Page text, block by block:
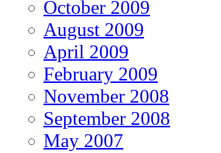
October 2009
August 2009
April 2009
February 2009
November 2008
September 2008
May 2007